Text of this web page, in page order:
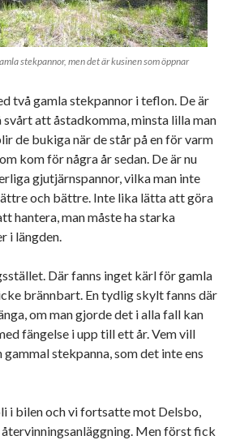
stekpannor, men det är kusinen som öppnar
två gamla stekpannor i teflon. De är
att åstadkomma, minsta lilla man
de bukiga när de står på en för varm
kom för några år sedan. De är nu
gjutjärnspannor, vilka man inte
och bättre. Inte lika lätta att göra
hantera, man måste ha starka
i längden.
Där fanns inget kärl för gamla
brännbart. En tydlig skylt fanns där
om man gjorde det i alla fall kan
fängelse i upp till ett år. Vem vill
stekpanna, som det inte ens
i bilen och vi fortsatte mot Delsbo,
Men först fick